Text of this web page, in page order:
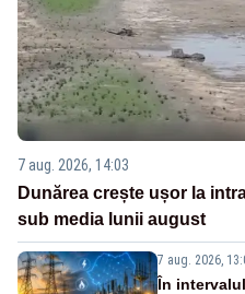
7 aug. 2026, 14:03
Dunărea crește ușor la
sub media lunii august
7 aug. 2026,
În